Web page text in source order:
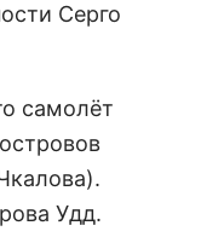
Серго
самолёт
Удд.